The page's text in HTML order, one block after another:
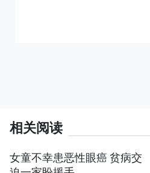
相关阅读
女童不幸患恶性眼癌 贫病交